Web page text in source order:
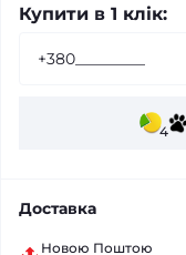
Купити в 1 клік:
4
Доставка
Новою Поштою